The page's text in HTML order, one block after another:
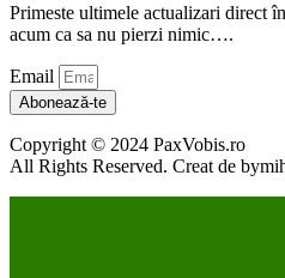
Primeste ultimele actualizari direct
acum ca sa nu pierzi nimic….
Email
Abonează-te
Copyright © 2024 PaxVobis.ro
All Rights Reserved. Creat de